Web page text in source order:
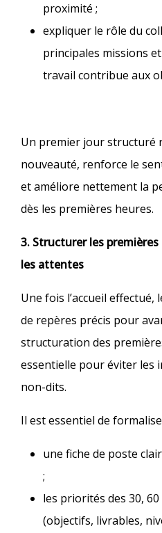
proximité ;
expliquer le rôle du
principales missions
travail contribue aux
Un premier jour structuré
nouveauté, renforce le
et améliore nettement la
dès les premières heures.​
3. Structurer les
les attentes
Une fois l’accueil
de repères précis pour
structuration des
essentielle pour éviter les
non-dits.
Il est essentiel de
une fiche de poste
;
les priorités des 30,
(objectifs, livrables,